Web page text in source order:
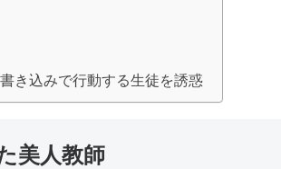
き込みで行動する生徒を誘惑
美人教師